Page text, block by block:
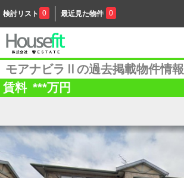
検討リスト 0 最近見た物件 0
モアナビラⅡの過去掲載物件情報
賃料 ***万円